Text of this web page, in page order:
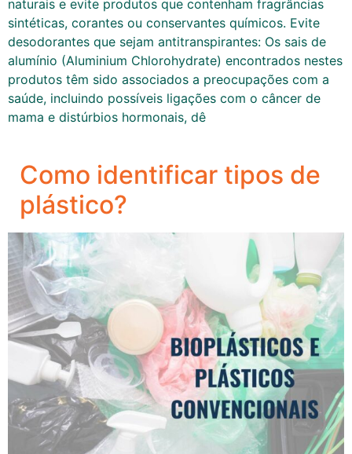
naturais e evite produtos que contenham fragrâncias
sintéticas, corantes ou conservantes químicos. Evite
desodorantes que sejam antitranspirantes: Os sais de
alumínio (Aluminium Chlorohydrate) encontrados nestes
produtos têm sido associados a preocupações com a
saúde, incluindo possíveis ligações com o câncer de
mama e distúrbios hormonais, dê
Como identificar tipos de
plástico?